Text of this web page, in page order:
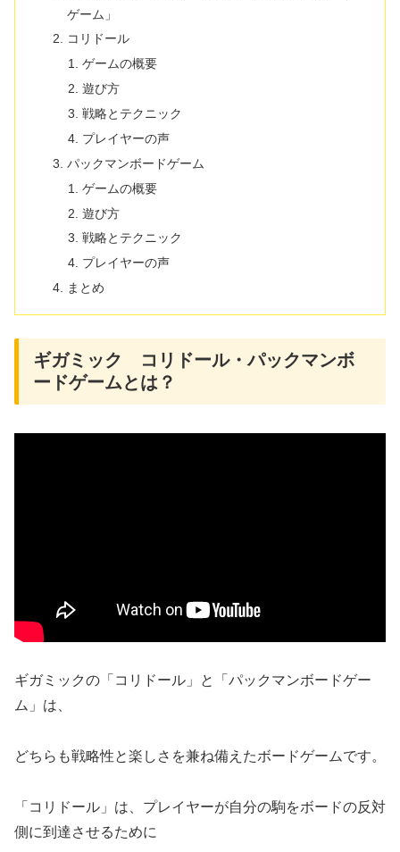
ゲーム」
コリドール
ゲームの概要
遊び方
戦略とテクニック
プレイヤーの声
パックマンボードゲーム
ゲームの概要
遊び方
戦略とテクニック
プレイヤーの声
まとめ
ギガミック コリドール・パックマンボ
ードゲームとは？
ギガミックの「コリドール」と「パックマンボードゲー
ム」は、
どちらも戦略性と楽しさを兼ね備えたボードゲームです。
「コリドール」は、プレイヤーが自分の駒をボードの反対
側に到達させるために